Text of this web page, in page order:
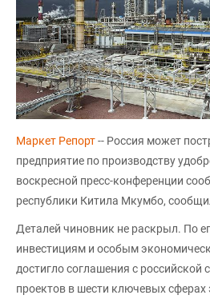
Маркет Репорт-- Россия может
предприятие по производству
воскресной пресс-конференции
республики Китила Мкумбо,
Деталей чиновник не раскрыл. По
инвестициям и особым
достигло соглашения с российской
проектов в шести ключевых